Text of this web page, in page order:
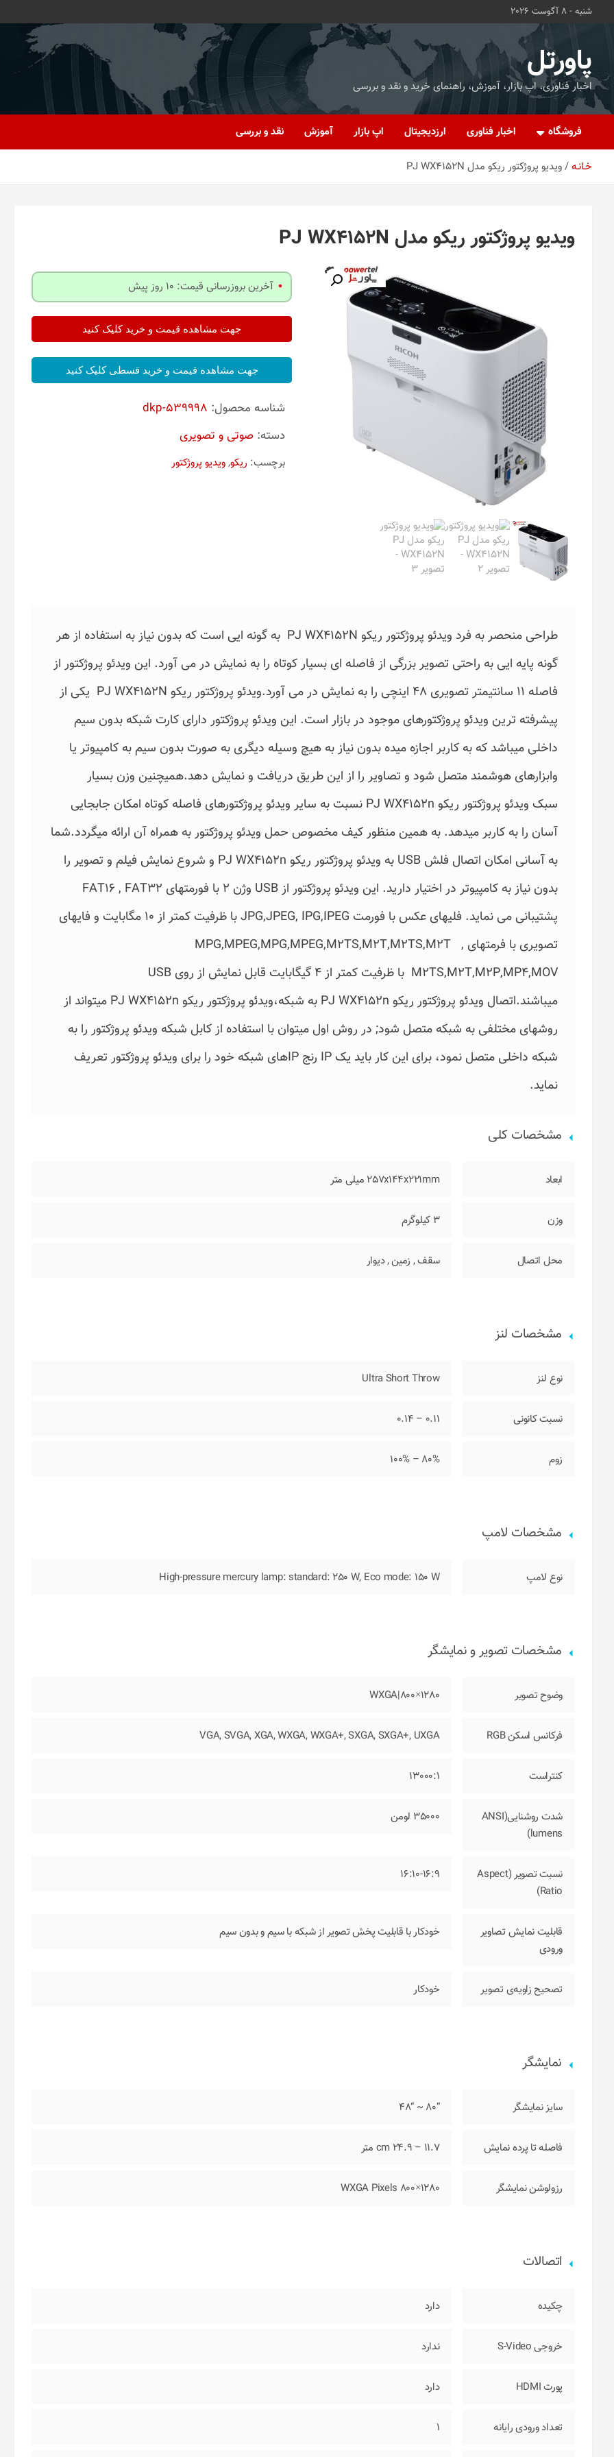
شنبه - 8 آگوست 2026
پاورتل
اخبار فناوری، اپ بازار، آموزش، راهنمای خرید و نقد و بررسی
فروشگاه اخبار فناوری ارزدیجیتال اپ بازار آموزش نقد و بررسی
خـانـه ویدیو پروژکتور ریکو مدل PJ WX4152N
ویدیو پروژکتور ریکو مدل PJ WX4152N
آخرین بروزرسانی قیمت: 10 روز پیش
جهت مشاهده قیمت و خرید کلیک کنید
جهت مشاهده قیمت و خرید قسطی کلیک کنید
شناسه محصول: dkp-539998
دسته: صوتی و تصویری
برچسب: ریکو,ویدیو پروژکتور
طراحی منحصر به فرد ویدئو پروژکتور ریکو PJ WX4152N به گونه ایی است که بدون نیاز به استفاده از هر
گونه پایه ایی به راحتی تصویر بزرگی از فاصله ای بسیار کوتاه را به نمایش در می آورد. این ویدئو پروژکتور از
فاصله 11 سانتیمتر تصویری 48 اینچی را به نمایش در می آورد.ویدئو پروژکتور ریکو PJ WX4152N یکی از
پیشرفته ترین ویدئو پروژکتورهای موجود در بازار است. این ویدئو پروژکتور دارای کارت شبکه بدون سیم
داخلی میباشد که به کاربر اجازه میده بدون نیاز به هیچ وسیله دیگری به صورت بدون سیم به کامپیوتر یا
وابزارهای هوشمند متصل شود و تصاویر را از این طریق دریافت و نمایش دهد.همیچنین وزن بسیار
سبک ویدئو پروژکتور ریکو PJ WX4152n نسبت به سایر ویدئو پروژکتورهای فاصله کوتاه امکان جابجایی
آسان را به کاربر میدهد. به همین منظور کیف مخصوص حمل ویدئو پروژکتور به همراه آن ارائه میگردد.شما
به آسانی امکان اتصال فلش USB به ویدئو پروژکتور ریکو PJ WX4152n و شروع نمایش فیلم و تصویر را
بدون نیاز به کامپیوتر در اختیار دارید. این ویدئو پروژکتور از USB وژن 2 با فورمتهای FAT16 , FAT32
پشتیبانی می نماید. فلیهای عکس با فورمت JPG,JPEG, IPG,IPEG با ظرفیت کمتر از 10 مگابایت و فایهای
تصویری با فرمتهای ,MPG,MPEG,MPG,MPEG,M2TS,M2T,M2TS,M2T
M2TS,M2T,M2P,MP4,MOV با ظرفیت کمتر از 4 گیگابایت قابل نمایش از روی USB
میباشند.اتصال ویدئو پروژکتور ریکو PJ WX4152n به شبکه،ویدئو پروژکتور ریکو PJ WX4152n میتواند از
روشهای مختلفی به شبکه متصل شود; در روش اول میتوان با استفاده از کابل شبکه ویدئو پروژکتور را به
شبکه داخلی متصل نمود، برای این کار باید یک IP رنج IPهای شبکه خود را برای ویدئو پروژکتور تعریف
نماید.
مشخصات کلی
ابعاد 257x144x221mm میلی متر
وزن 3 کیلوگرم
محل اتصال سقف, زمین,دیوار
مشخصات لنز
نوع لنز Ultra Short Throw
نسبت کانونی 0.11 – 0.14
زوم 80% – 100%
مشخصات لامپ
نوع لامپ High-pressure mercury lamp: standard: 250 W, Eco mode: 150 W
مشخصات تصویر و نمایشگر
وضوح تصویر 1280×800|WXGA
فرکانس اسکن RGB VGA, SVGA, XGA, WXGA, WXGA+, SXGA, SXGA+, UXGA
کنتراست 13000:1
شدت روشنایی(ANSI
lumens)
35000 لومن
نسبت تصویر (Aspect
Ratio)
16:10-16:9
قابلیت نمایش تصاویر
ورودی
خودکار با قابلیت پخش تصویر از شبکه با سیم و بدون سیم
تصحیح زاویه‌ی تصویر خودکار
نمایشگر
سایز نمایشگر “80 ~ “48
فاصله تا پرده نمایش 11.7 – 24.9 cm متر
رزولوشن نمایشگر 1280×800 WXGA Pixels
اتصالات
چکیده دارد
خروجی S-Video ندارد
پورت HDMI دارد
تعداد ورودی رایانه 1